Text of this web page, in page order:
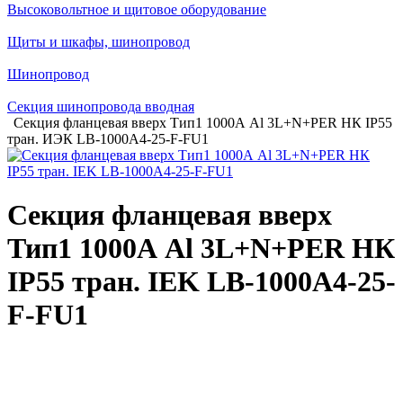
Высоковольтное и щитовое оборудование
Щиты и шкафы, шинопровод
Шинопровод
Секция шинопровода вводная
Секция фланцевая вверх Тип1 1000А Al 3L+N+PER НК IP55
тран. ИЭК LB-1000A4-25-F-FU1
Секция фланцевая вверх
Тип1 1000А Al 3L+N+PER НК
IP55 тран. IEK LB-1000A4-25-
F-FU1